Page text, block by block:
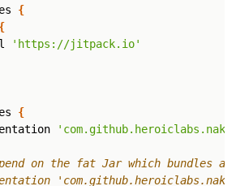
{
{
'https://jitpack.io'
{